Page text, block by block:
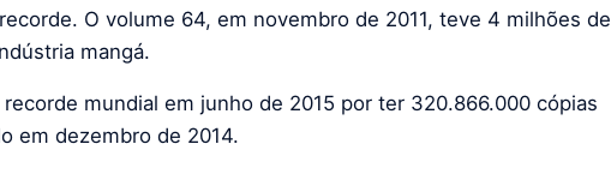
O volume 64, em novembro de 2011, teve 4 milhões de
mangá.
mundial em junho de 2015 por ter 320.866.000 cópias
em dezembro de 2014.